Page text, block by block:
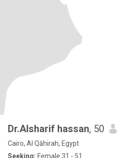
Dr.Alsharif hassan, 50
Cairo, Al Qāhirah, Egypt
Seeking: Female 31 - 51